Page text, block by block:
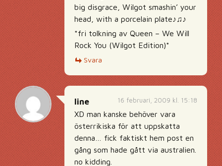
big disgrace, Wilgot smashin’ your
head, with a porcelain plate♪♫♪
*fri tolkning av Queen – We Will
Rock You (Wilgot Edition)*
Svara
16 februari, 2009 kl. 15:18
line
XD man kanske behöver vara
österrikiska för att uppskatta
denna… fick faktiskt hem post en
gång som hade gått via australien.
no kidding.